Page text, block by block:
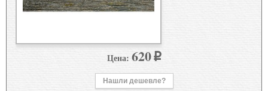
Цена: 620p
Нашли дешевле?